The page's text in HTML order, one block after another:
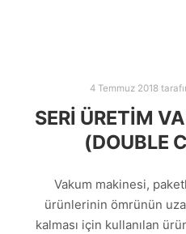
4 Temmuz 2018
SERI ÜRETIM
(DOUBLE
Vakum makinesi,
ürünlerinin ömrünün
kalması için kullanılan